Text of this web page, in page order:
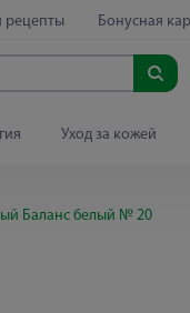
рецепты Бонусная
Уход за кожей
Баланс белый № 20